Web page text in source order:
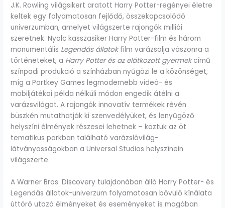
J.K. Rowling világsikert aratott Harry Potter-regényei életre
keltek egy folyamatosan fejlődő, összekapcsolódó
univerzumban, amelyet világszerte rajongók milliói
szeretnek. Nyolc kasszasiker Harry Potter-film és három
monumentális Legendás állatokfilm varázsolja vászonra a
történeteket, a Harry Potter és az elátkozott gyermekcímű
színpadi produkció a színházban nyűgözi le a közönséget,
míg a Portkey Games legmodernebb videó- és
mobiljátékai példa nélküli módon engedik átélni a
varázsvilágot. A rajongók innovatív termékek révén
büszkén mutathatják ki szenvedélyüket, és lenyűgöző
helyszíni élmények részesei lehetnek – köztük az öt
tematikus parkban található varázslóvilág-
látványosságokban a Universal Studios helyszínein
világszerte.
A Warner Bros. Discovery tulajdonában álló Harry Potter- és
Legendás állatok-univerzum folyamatosan bővülő kínálata
úttörő utazó élményeket és eseményeket is magában